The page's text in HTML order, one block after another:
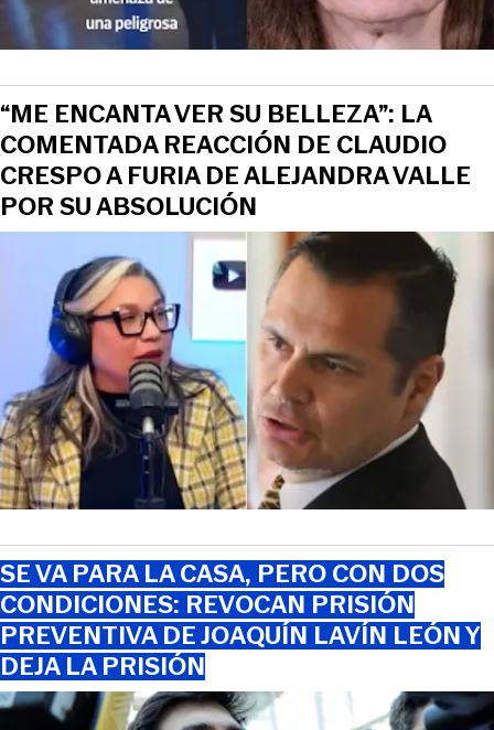
“ME ENCANTA VER SU BELLEZA”: LA
COMENTADA REACCIÓN DE CLAUDIO
CRESPO A FURIA DE ALEJANDRA VALLE
POR SU ABSOLUCIÓN
SE VA PARA LA CASA, PERO CON DOS
CONDICIONES: REVOCAN PRISIÓN
PREVENTIVA DE JOAQUÍN LAVÍN LEÓN Y
DEJA LA PRISIÓN